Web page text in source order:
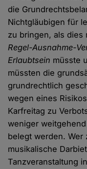
die
Nichtgläubigen für
zu bringen, als dies
Regel-Ausnahme-
Erlaubtsein müsste
müssten die
grundrechtlich
wegen eines
Karfreitag zu
weniger
belegt werden. Wer
musikalische
Tanzveranstaltung